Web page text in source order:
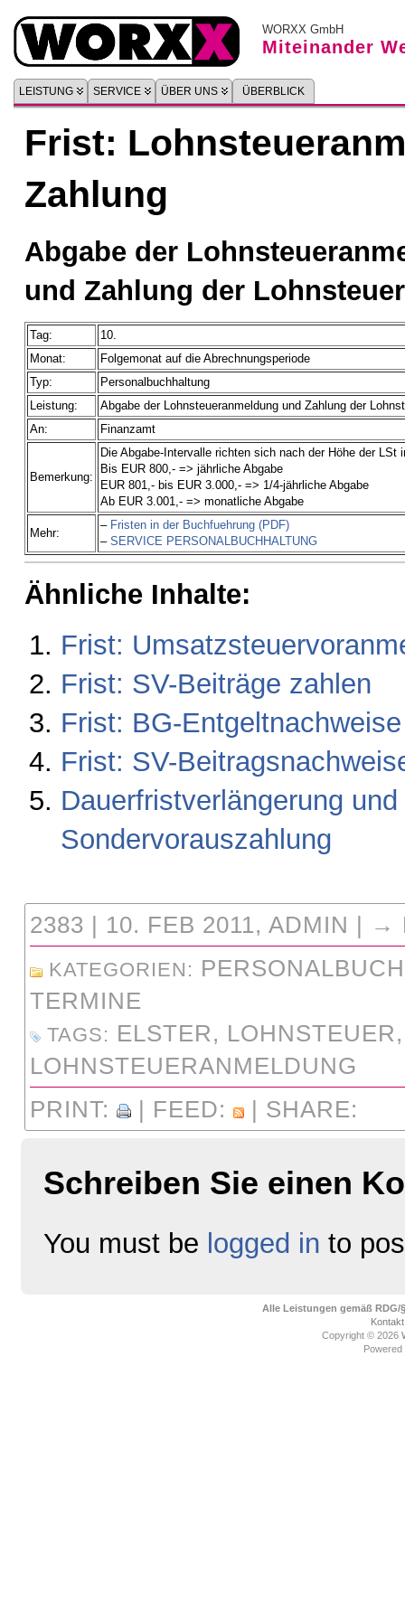
WORXX GmbH
Miteinander
LEISTUNG SERVICE ÜBER UNS ÜBERBLICK
Frist:
Zahlung
Abgabe der
und Zahlung der
Tag:
10.
Monat:
Folgemonat auf die Abrechnungsperiode
Typ:
Personalbuchhaltung
Leistung:
Abgabe der Lohnsteueranmeldung und Zahlung der
An:
Finanzamt
Bemerkung:
Die Abgabe-Intervalle richten sich nach der Höhe der LSt
Bis EUR 800,- => jährliche Abgabe
EUR 801,- bis EUR 3.000,- => 1/4-jährliche Abgabe
Ab EUR 3.001,- => monatliche Abgabe
Mehr:
– Fristen in der Buchfuehrung (PDF)
– SERVICE PERSONALBUCHHALTUNG
Ähnliche Inhalte:
Frist:
Frist: SV-Beiträge zahlen
Frist: BG-
Frist: SV-
Dauerfristverlängerung und
Sondervorauszahlung
2383 | 10. FEB 2011, ADMIN | →
KATEGORIEN:
TERMINE
TAGS: ELSTER, LOHNSTEUER,
LOHNSTEUERANMELDUNG
PRINT:
| FEED: | SHARE:
Schreiben Sie einen
You must be logged in to
Alle Leistungen gemäß RDG/
Kontakt
Copyright © 2026